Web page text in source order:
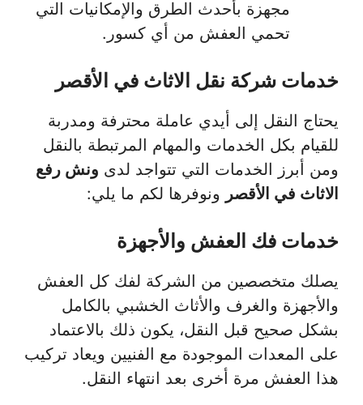
مجهزة بأحدث الطرق والإمكانيات التي
تحمي العفش من أي كسور.
خدمات شركة نقل الاثاث في الأقصر
يحتاج النقل إلى أيدي عاملة محترفة ومدربة
للقيام بكل الخدمات والمهام المرتبطة بالنقل
ومن أبرز الخدمات التي تتواجد لدى ونش رفع
الاثاث في الأقصر ونوفرها لكم ما يلي:
خدمات فك العفش والأجهزة
يصلك متخصصين من الشركة لفك كل العفش
والأجهزة والغرف والأثاث الخشبي بالكامل
بشكل صحيح قبل النقل، يكون ذلك بالاعتماد
على المعدات الموجودة مع الفنيين ويعاد تركيب
هذا العفش مرة أخرى بعد انتهاء النقل.